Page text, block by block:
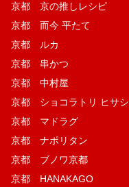
京都 京の推しレシピ
京都 而今 平たて
京都 ルカ
京都 串かつ
京都 中村屋
京都 ショコラトリ ヒサシ
京都 マドラグ
京都 ナポリタン
京都 ブノワ京都
京都 HANAKAGO